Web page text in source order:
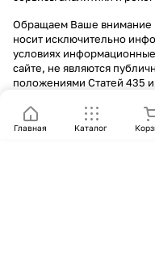
Главная Каталог
Обращаем Ваше внимание
носит исключительно
условиях
сайте, не являются
положениями Статей 435